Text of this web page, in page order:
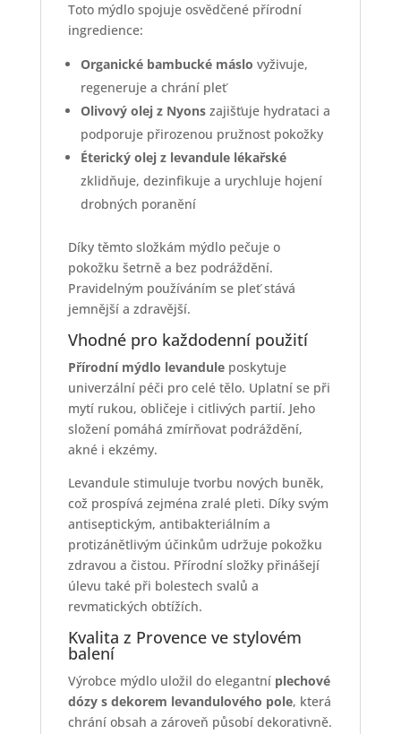
Toto mýdlo spojuje osvědčené přírodní
ingredience:
Organické bambucké máslo vyživuje,
regeneruje a chrání pleť
Olivový olej z Nyonszajišťuje hydrataci a
podporuje přirozenou pružnost pokožky
Éterický olej z levandule lékařské
zklidňuje, dezinfikuje a urychluje hojení
drobných poranění
Díky těmto složkám mýdlo pečuje o
pokožku šetrně a bez podráždění.
Pravidelným používáním se pleť stává
jemnější a zdravější.
Vhodné pro každodenní použití
Přírodní mýdlo levanduleposkytuje
univerzální péči pro celé tělo. Uplatní se při
mytí rukou, obličeje i citlivých partií. Jeho
složení pomáhá zmírňovat podráždění,
akné i ekzémy.
Levandule stimuluje tvorbu nových buněk,
což prospívá zejména zralé pleti. Díky svým
antiseptickým, antibakteriálním a
protizánětlivým účinkům udržuje pokožku
zdravou a čistou. Přírodní složky přinášejí
úlevu také při bolestech svalů a
revmatických obtížích.
Kvalita z Provence ve stylovém
balení
Výrobce mýdlo uložil do elegantní plechové
dózy s dekorem levandulového pole, která
chrání obsah a zároveň působí dekorativně.